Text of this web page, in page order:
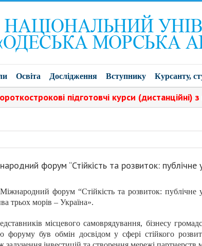
Освіта Дослідження Вступнику Курсанту,
курси (дистанційні) з предметів:
форум “Стійкість та розвиток: публічне
форум “Стійкість та розвиток: публічне
трьох морів – Україна».
місцевого самоврядування, бізнесу
був обмін досвідом у сфері стійкого